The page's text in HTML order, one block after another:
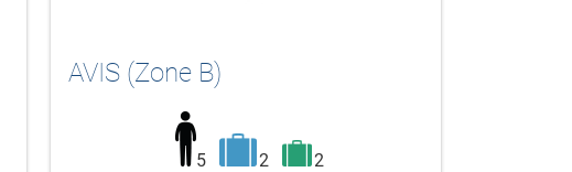
AVIS (Zone B)
5 2
2